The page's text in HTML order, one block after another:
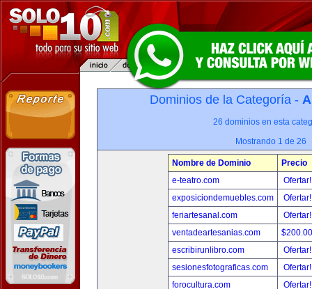
Dominios de la Categoría -
26 dominios en esta
Mostrando 1 de 26
Nombre de Dominio
Precio
e-teatro.com
exposiciondemuebles.com
feriartesanal.com
ventadeartesanias.com
escribirunlibro.com
sesionesfotograficas.com
forocultura.com